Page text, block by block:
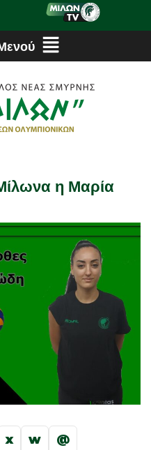
η Μαρία
x w @